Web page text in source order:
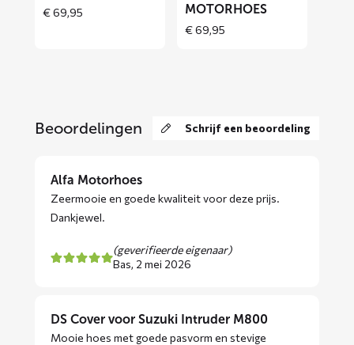
€69,95
MOTORHOES
€69,95
Beoordelingen Schrijf een beoordeling
Alfa Motorhoes
Zeermooie en goede kwaliteit voor deze prijs.
Dankjewel.
(geverifieerde eigenaar)
Bas, 2 mei 2026
DS Cover voor Suzuki Intruder M800
Mooie hoes met goede pasvorm en stevige